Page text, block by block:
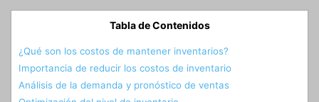
Tabla de Contenidos
¿Qué son los costos de mantener inventarios?
Importancia de reducir los costos de inventario
Análisis de la demanda y pronóstico de ventas